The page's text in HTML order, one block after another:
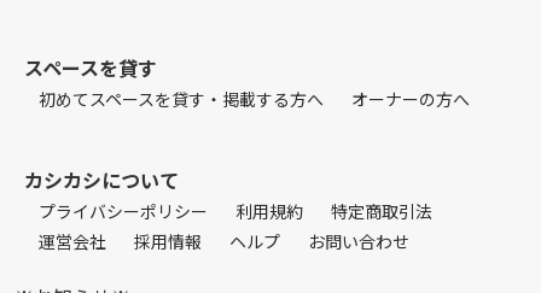
スペースを貸す
初めてスペースを貸す・掲載する方へ オーナーの方へ
カシカシについて
プライバシーポリシー 利用規約
特定商取引法
運営会社
採用情報 ヘルプ お問い合わせ